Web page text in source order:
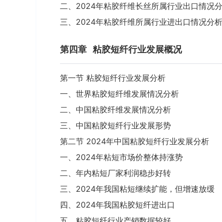
二、2024年粘胶纤维长丝所属行业出口情况
三、2024年粘胶纤维所属行业进出口情况分析
第四章 粘胶短纤行业发展概况
第一节 粘胶短纤行业发展分析
一、世界粘胶短纤维发展情况分析
二、中国粘胶纤维发展情况分析
三、中国粘胶短纤行业发展形势
第二节 2024年中国粘胶短纤行业发展分析
一、2024年粘短市场价整体持涨势
二、年内粘短厂家利润稳步好转
三、2024年我国粘短继续扩能，但增速放缓
四、2024年我国粘胶短纤进出口